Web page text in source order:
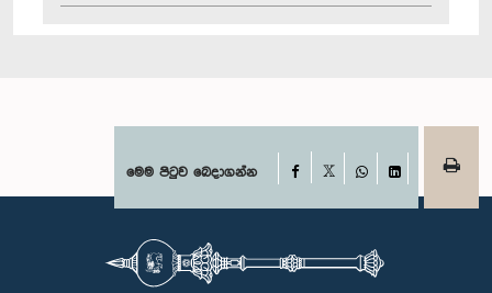
මෙම පිටුව බෙදාගන්න Facebook
WhatsAppLinkedIn